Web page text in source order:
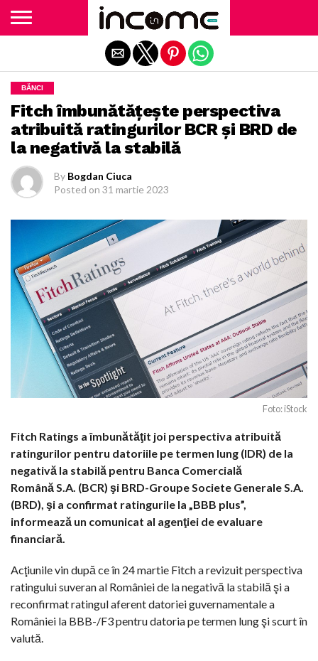
BĂNCI
Fitch îmbunătăţeşte perspectiva
atribuită ratingurilor BCR şi BRD de
la negativă la stabilă
By Bogdan Ciuca
Posted on 31 martie 2023
Foto: iStock
Fitch Ratings a îmbunătăţit joi perspectiva atribuită
ratingurilor pentru datoriile pe termen lung (IDR) de la
negativă la stabilă pentru Banca Comercială
Română S.A. (BCR) şi BRD-Groupe Societe Generale S.A.
(BRD), şi a confirmat ratingurile la „BBB plus”,
informează un comunicat al agenţiei de evaluare
financiară.
Acţiunile vin după ce în 24 martie Fitch a revizuit perspectiva
ratingului suveran al României de la negativă la stabilă şi a
reconfirmat ratingul aferent datoriei guvernamentale a
României la BBB-/F3 pentru datoria pe termen lung şi scurt în
valută.
Exit mobile version